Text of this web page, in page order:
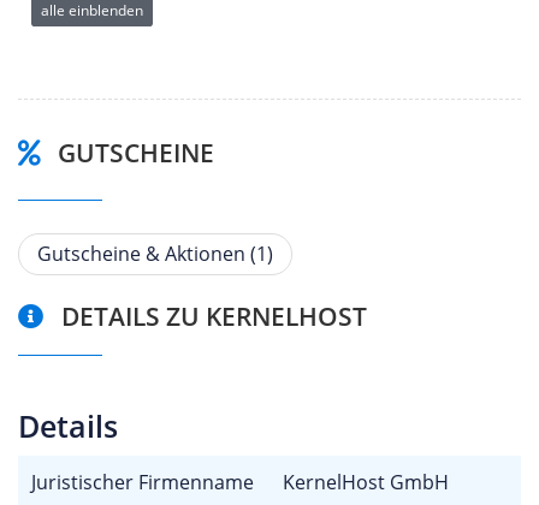
alle einblenden
GUTSCHEINE
Gutscheine & Aktionen (1)
DETAILS ZU KERNELHOST
Details
Juristischer Firmenname KernelHost GmbH